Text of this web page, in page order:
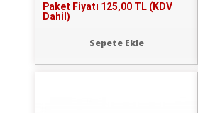
Paket Fiyatı 125,00 TL (KDV
Dahil)
Sepete Ekle